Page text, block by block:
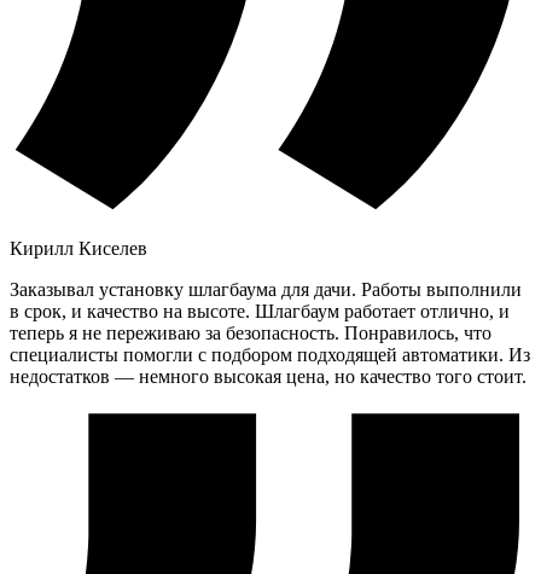
Кирилл Киселев
Заказывал установку шлагбаума для дачи. Работы выполнили
в срок, и качество на высоте. Шлагбаум работает отлично, и
теперь я не переживаю за безопасность. Понравилось, что
специалисты помогли с подбором подходящей автоматики. Из
недостатков — немного высокая цена, но качество того стоит.